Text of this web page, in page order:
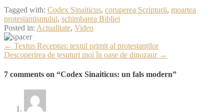
Tagged with: Codex Sinaiticus, coruperea Scripturii, moartea
protestantismului, schimbarea Bibliei
Posted in: Actualitate, Video
More
Articles
← Textus Receptus: textul primit al protestanților
Descoperirea de țesuturi moi în oase de dinozaur →
7 comments on “Codex Sinaiticus: un fals modern”